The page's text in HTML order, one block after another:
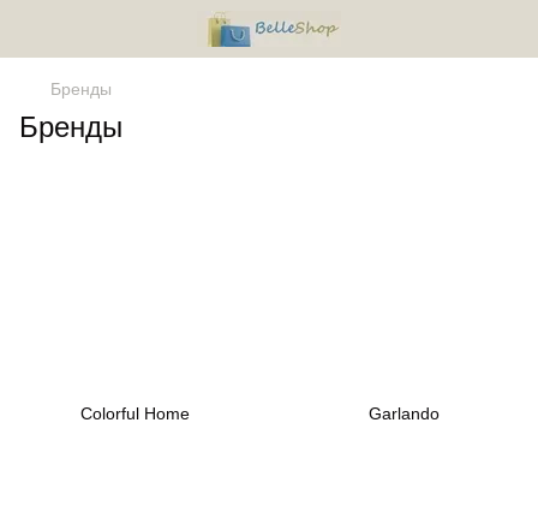
Бренды
Бренды
Colorful Home Garlando